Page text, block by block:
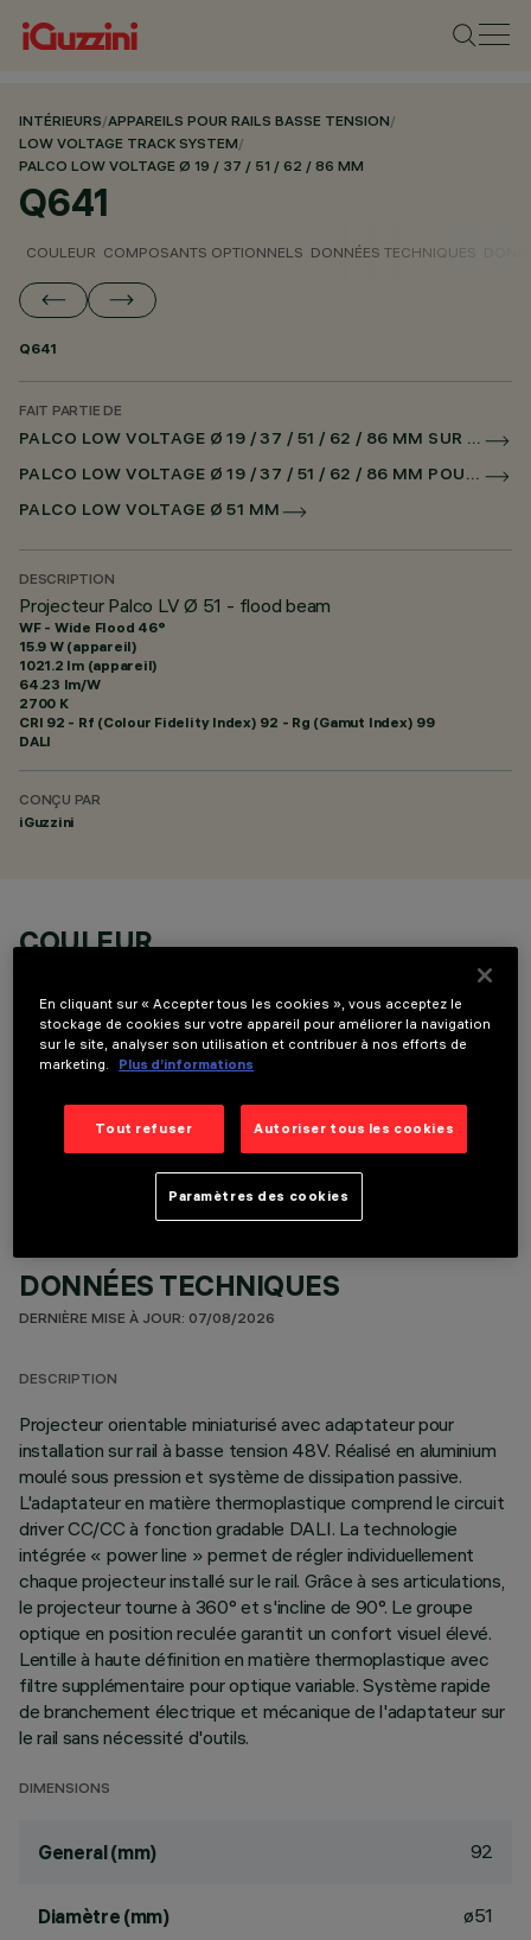
INTÉRIEURS/APPAREILS POUR RAILS BASSE TENSION/
LOW VOLTAGE TRACK SYSTEM/
PALCO LOW VOLTAGE Ø 19 / 37 / 51 / 62 / 86 MM
Q641
COULEUR COMPOSANTS OPTIONNELS DONNÉES TECHNIQUES
Q641
FAIT PARTIE DE
PALCO LOW VOLTAGE Ø 19 / 37 / 51 / 62 / 86 MM SUR RAIL LOW VOLTAGE DALI POWERLINE
PALCO LOW VOLTAGE Ø 19 / 37 / 51 / 62 / 86 MM POUR SUPERRAIL DALI POWERLINE
PALCO LOW VOLTAGE Ø 51 MM
DESCRIPTION
Projecteur Palco LV Ø 51 - flood beam
WF - Wide Flood 46°
15.9 W (appareil)
1021.2 lm (appareil)
64.23 lm/W
2700 K
CRI 92 - Rf (Colour Fidelity Index) 92 - Rg (Gamut Index) 99
DALI
CONÇU PAR
iGuzzini
COULEUR
COMPOSANTS OPTIONNELS
DONNÉES TECHNIQUES
DERNIÈRE MISE À JOUR: 07/08/2026
DESCRIPTION
Projecteur orientable miniaturisé avec adaptateur pour
installation sur rail à basse tension 48V. Réalisé en aluminium
moulé sous pression et système de dissipation passive.
L'adaptateur en matière thermoplastique comprend le circuit
driver CC/CC à fonction gradable DALI. La technologie
intégrée « power line » permet de régler individuellement
chaque projecteur installé sur le rail. Grâce à ses articulations,
le projecteur tourne à 360° et s'incline de 90°. Le groupe
optique en position reculée garantit un confort visuel élevé.
Lentille à haute définition en matière thermoplastique avec
filtre supplémentaire pour optique variable. Système rapide
de branchement électrique et mécanique de l'adaptateur sur
le rail sans nécessité d'outils.
DIMENSIONS
General (mm) 92
Diamètre (mm) ø51
En cliquant sur « Accepter tous les cookies », vous acceptez le
stockage de cookies sur votre appareil pour améliorer la navigation
sur le site, analyser son utilisation et contribuer à nos efforts de
marketing.
Plus d’informations
Tout refuser Autoriser tous les cookies
Paramètres des cookies